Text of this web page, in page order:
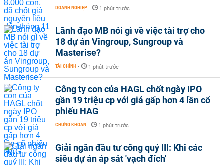
DOANH NGHIỆP - 1 phút trước
Lãnh đạo MB nói gì về việc tài trợ cho
18 dự án Vingroup, Sungroup và
Masterise?
TÀI CHÍNH - 1 phút trước
Công ty con của HAGL chốt ngày IPO
gần 19 triệu cp với giá gấp hơn 4 lần cổ
phiếu HAG
CHỨNG KHOÁN - 1 phút trước
Giải ngân đầu tư công quý III: Khi các
siêu dự án áp sát 'vạch đích'